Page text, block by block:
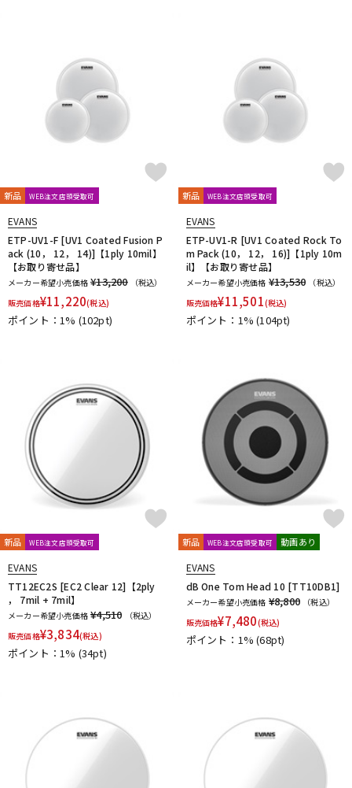
新品 WEB注文店頭受取可
EVANS
ETP-UV1-F [UV1 Coated Fusion P
ack (10， 12， 14)]【1ply 10mil】
【お取り寄せ品】
メーカー希望小売価格 ¥13,200
（税込）
販売価格¥11,220(税込)
ポイント：1% (102pt)
新品 WEB注文店頭受取可
EVANS
ETP-UV1-R [UV1 Coated Rock To
m Pack (10， 12， 16)]【1ply 10m
il】【お取り寄せ品】
メーカー希望小売価格 ¥13,530
（税込）
販売価格¥11,501(税込)
ポイント：1%(104pt)
新品 WEB注文店頭受取可
EVANS
TT12EC2S [EC2 Clear 12]【2ply
， 7mil + 7mil】
メーカー希望小売価格 ¥4,510
（税込）
販売価格¥3,834(税込)
ポイント：1% (34pt)
新品 WEB注文店頭受取可 動画あり
EVANS
dB One Tom Head 10 [TT10DB1]
メーカー希望小売価格 ¥8,800
（税込）
販売価格¥7,480(税込)
ポイント：1%(68pt)